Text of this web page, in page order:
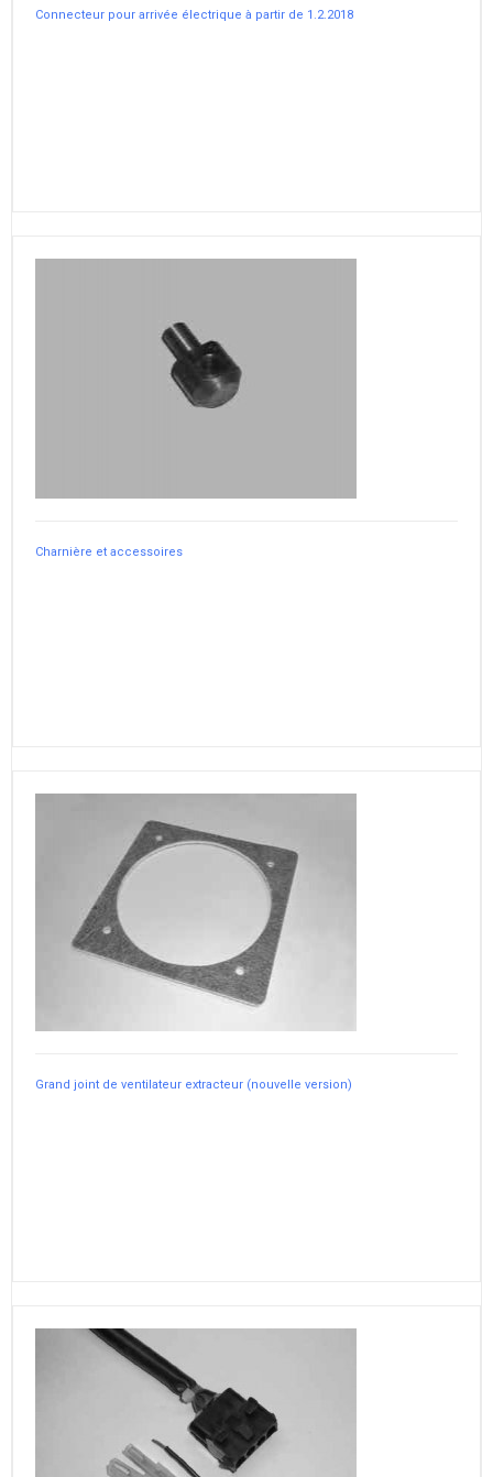
Connecteur pour arrivée électrique à partir de 1.2.2018
Charnière et accessoires
Grand joint de ventilateur extracteur (nouvelle version)